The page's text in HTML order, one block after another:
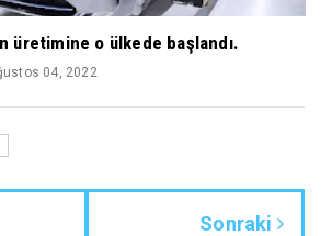
üretimine o ülkede başlandı.
04, 2022
Sonraki